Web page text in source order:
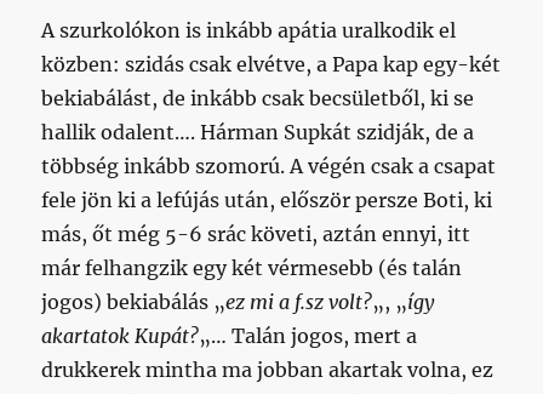
A szurkolókon is inkább apátia uralkodik el
közben: szidás csak elvétve, a Papa kap egy-két
bekiabálást, de inkább csak becsületből, ki se
hallik odalent…. Hárman Supkát szidják, de a
többség inkább szomorú. A végén csak a csapat
fele jön ki a lefújás után, először persze Boti, ki
más, őt még 5-6 srác követi, aztán ennyi, itt
már felhangzik egy két vérmesebb (és talán
jogos) bekiabálás „ez mi a f.sz volt?„, „így
akartatok Kupát?„… Talán jogos, mert a
drukkerek mintha ma jobban akartak volna, ez